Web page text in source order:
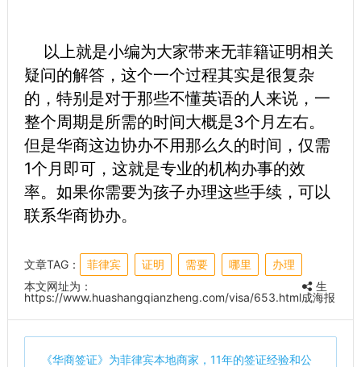
以上就是小编为大家带来无菲籍证明相关
疑问的解答，这个一个过程其实是很复杂
的，特别是对于那些不懂英语的人来说，一
整个周期是所需的时间大概是3个月左右。
但是华商这边协办不用那么久的时间，仅需
1个月即可，这就是专业的机构办事的效
率。如果你需要为孩子办理这些手续，可以
联系华商协办。
文章TAG： 菲律宾 证明 需要 哪里
办理
本文网址为：
https://www.huashangqianzheng.com/visa/653.html
生
成海报
《华商签证》为菲律宾本地商家，11年的签证经验和公